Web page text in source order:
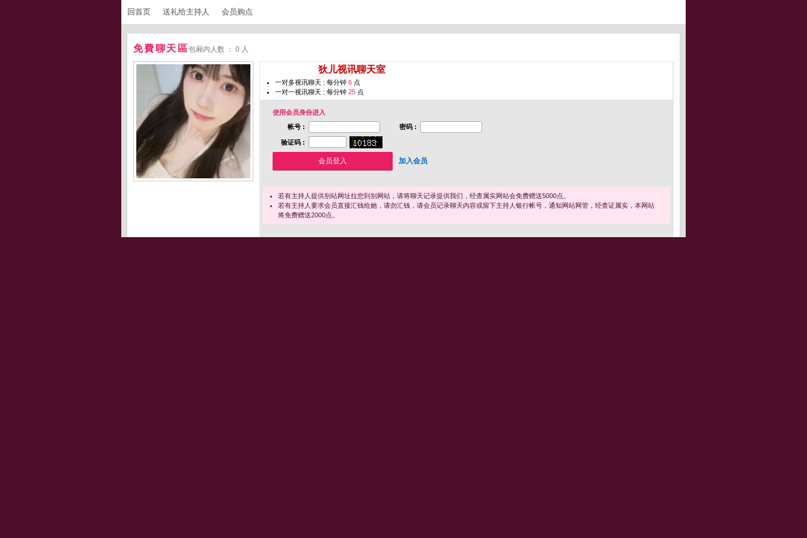
回首页 送礼给主持人 会员购点
免費聊天區包厢内人数 ： 0 人
狄儿视讯聊天室
一对多视讯聊天 : 每分钟 6 点
一对一视讯聊天 : 每分钟 25 点
使用会员身份进入
帐号 :
密码 :
验证码 :
加入会员
若有主持人提供别站网址拉您到别网站，请将聊天记录提供我们，经查属实网站会免费赠送5000点。
若有主持人要求会员直接汇钱给她，请勿汇钱，请会员记录聊天内容或留下主持人银行帐号，通知网站网管，经查证属实，本网站
将免费赠送2000点。